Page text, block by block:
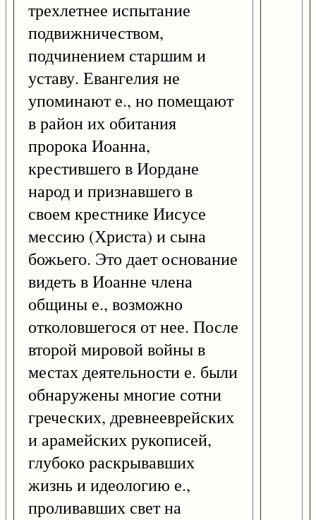
трехлетнее испытание
подвижничеством,
подчинением старшим и
уставу. Евангелия не
упоминают е., но помещают
в район их обитания
пророка Иоанна,
крестившего в Иордане
народ и признавшего в
своем крестнике Иисусе
мессию (Христа) и сына
божьего. Это дает основание
видеть в Иоанне члена
общины е., возможно
отколовшегося от нее. После
второй мировой войны в
местах деятельности е. были
обнаружены многие сотни
греческих, древнееврейских
и арамейских рукописей,
глубоко раскрывавших
жизнь и идеологию е.,
проливавших свет на